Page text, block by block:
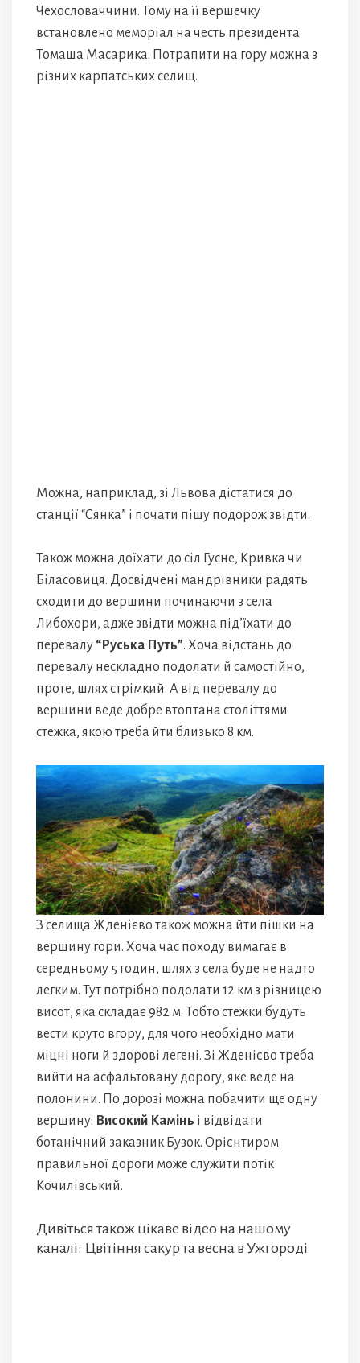
Чехословаччини. Тому на її вершечку
встановлено меморіал на честь президента
Томаша Масарика. Потрапити на гору можна з
різних карпатських селищ.
Можна, наприклад, зі Львова дістатися до
станції “Сянка” і почати пішу подорож звідти.
Також можна доїхати до сіл Гусне, Кривка чи
Біласовиця. Досвідчені мандрівники радять
сходити до вершини починаючи з села
Либохори, адже звідти можна під’їхати до
перевалу “Руська Путь”. Хоча відстань до
перевалу нескладно подолати й самостійно,
проте, шлях стрімкий. А від перевалу до
вершини веде добре втоптана століттями
стежка, якою треба йти близько 8 км.
З селища Жденієво також можна йти пішки на
вершину гори. Хоча час походу вимагає в
середньому 5 годин, шлях з села буде не надто
легким. Тут потрібно подолати 12 км з різницею
висот, яка складає 982 м. Тобто стежки будуть
вести круто вгору, для чого необхідно мати
міцні ноги й здорові легені. Зі Жденієво треба
вийти на асфальтовану дорогу, яке веде на
полонини. По дорозі можна побачити ще одну
вершину: Високий Камінь і відвідати
ботанічний заказник Бузок. Орієнтиром
правильної дороги може служити потік
Кочилівський.
Дивіться також цікаве відео на нашому
каналі: Цвітіння сакур та весна в Ужгороді